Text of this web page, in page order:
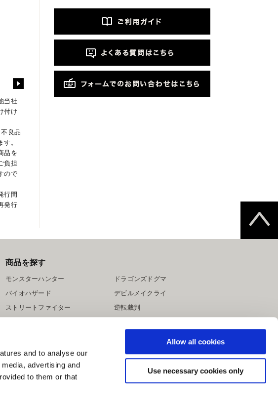
and to analyse our
advertising and
to them or that
Allow all cookies
Use necessary cookies only
当社
付け
良品
。
品を
負担
ので
行間
発行
商品を探す
モンスターハンター
バイオハザード
ストリートファイター
ドラゴンズドグマ
デビルメイクライ
逆転裁判